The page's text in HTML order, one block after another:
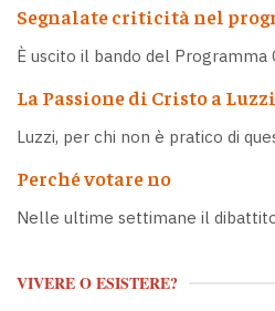
Segnalate criticità nel
È uscito il bando del Programma
La Passione di Cristo a Luzzi
Luzzi, per chi non è pratico di
Perché votare no
Nelle ultime settimane il
VIVERE O ESISTERE?